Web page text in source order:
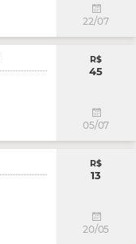
22/07
R$
45
05/07
R$
13
20/05